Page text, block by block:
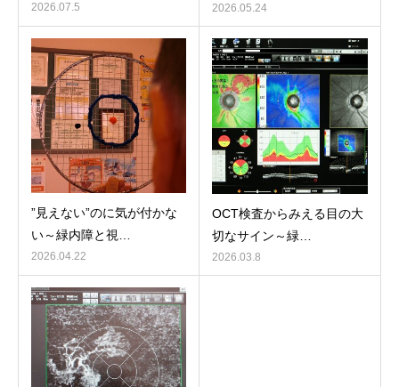
2026.07.5 2026.05.24
”見えない”のに気が付かな
い～緑内障と視…
2026.04.22
OCT検査からみえる目の大
切なサイン～緑…
2026.03.8